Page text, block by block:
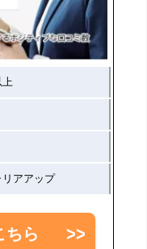
上
アアップ
ちら